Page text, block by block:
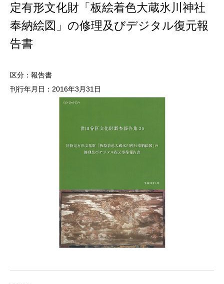
定有形文化財「板絵着色大蔵氷川神社
奉納絵図」の修理及びデジタル復元報
告書
区分：報告書
刊行年月日：2016年3月31日